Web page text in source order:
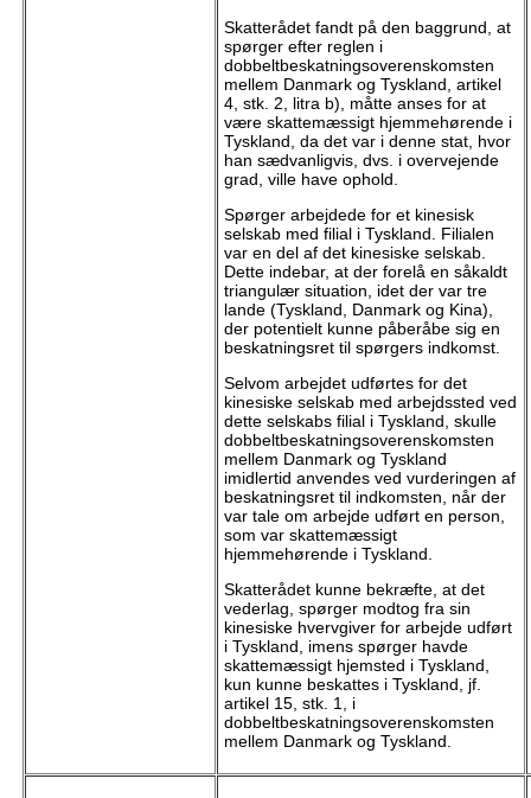
Skatterådet fandt på den baggrund, at
spørger efter reglen i
dobbeltbeskatningsoverenskomsten
mellem Danmark og Tyskland, artikel
4, stk. 2, litra b), måtte anses for at
være skattemæssigt hjemmehørende i
Tyskland, da det var i denne stat, hvor
han sædvanligvis, dvs. i overvejende
grad, ville have ophold.
Spørger arbejdede for et kinesisk
selskab med filial i Tyskland. Filialen
var en del af det kinesiske selskab.
Dette indebar, at der forelå en såkaldt
triangulær situation, idet der var tre
lande (Tyskland, Danmark og Kina),
der potentielt kunne påberåbe sig en
beskatningsret til spørgers indkomst.
Selvom arbejdet udførtes for det
kinesiske selskab med arbejdssted ved
dette selskabs filial i Tyskland, skulle
dobbeltbeskatningsoverenskomsten
mellem Danmark og Tyskland
imidlertid anvendes ved vurderingen af
beskatningsret til indkomsten, når der
var tale om arbejde udført en person,
som var skattemæssigt
hjemmehørende i Tyskland.
Skatterådet kunne bekræfte, at det
vederlag, spørger modtog fra sin
kinesiske hvervgiver for arbejde udført
i Tyskland, imens spørger havde
skattemæssigt hjemsted i Tyskland,
kun kunne beskattes i Tyskland, jf.
artikel 15, stk. 1, i
dobbeltbeskatningsoverenskomsten
mellem Danmark og Tyskland.